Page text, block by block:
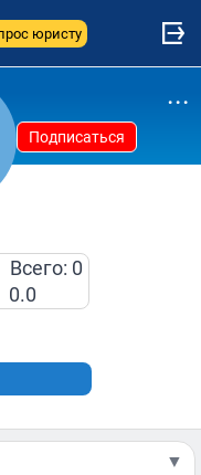
юристу
Подписаться
...
Всего: 0
0.0
▼